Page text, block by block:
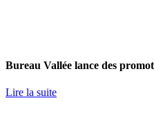
Bureau Vallée lance des
Lire la suite